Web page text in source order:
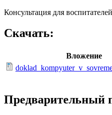
Консультация для воспитателей
Скачать:
Вложение
Предварительный